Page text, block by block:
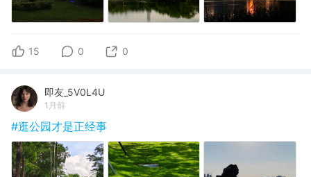
15 0 0
即友_5V0L4U
1月前
#逛公园才是正经事